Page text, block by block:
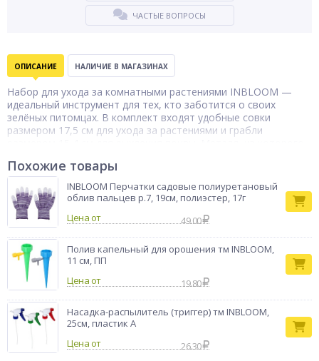
ЧАСТЫЕ ВОПРОСЫ
ОПИСАНИЕ НАЛИЧИЕ В МАГАЗИНАХ
Набор для ухода за комнатными растениями INBLOOM —
идеальный инструмент для тех, кто заботится о своих
зелёных питомцах. В комплект входят удобные совки
размером 17,5 см для ухода за растениями и грабли
устойчивостью к коррозии, что гарантирует долгий срок
службы садовых инструментов. Ручки выполнены из
пластика. Яркий цвет поднимает настроение и украшает
интерьер комнаты или балкона. Ухаживайте за своими
растениями с комфортом и стилем!
Бренд INBLOOM
Похожие товары
INBLOOM Перчатки садовые полиуретановый
облив пальцев р.7, 19см, полиэстер, 17г
Цена от
49.00
Полив капельный для орошения тм INBLOOM,
11 см, ПП
Цена от
19.80
Насадка-распылитель (триггер) тм INBLOOM,
25см, пластик А
Цена от
26.30